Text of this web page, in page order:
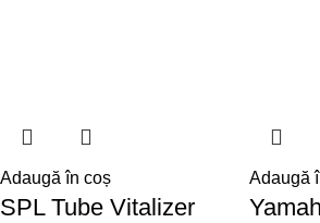
Adaugă în coș
SPL Tube Vitalizer
Adaugă